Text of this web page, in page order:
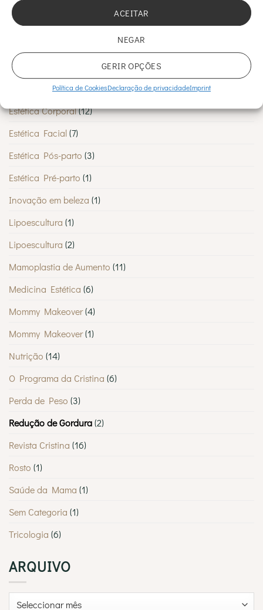
ACEITAR
NEGAR
GERIR OPÇÕES
Política de CookiesDeclaração de privacidadeImprint
Cirurgia Vascular
Diminuir Celulite
Estética Corporal(12)
Estética Facial(7)
Estética Pós-parto (3)
Estética Pré-parto (1)
Inovação em beleza (1)
Lipoescultura (1)
Lipoescultura (2)
Mamoplastia de Aumento (11)
Medicina Estética (6)
Mommy Makeover(4)
Mommy Makeover(1)
Nutrição (14)
O Programa da Cristina (6)
Perda de Peso (3)
Redução de Gordura(2)
Revista Cristina (16)
Rosto (1)
Saúde da Mama (1)
Sem Categoria (1)
Tricologia (6)
ARQUIVO
Arquivo